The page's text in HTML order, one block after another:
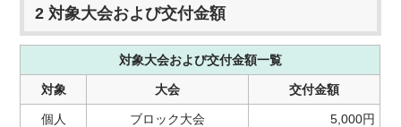
2 対象大会および交付金額
対象大会および交付金額一覧
対象 大会 交付金額
個人 ブロック大会 5,000円